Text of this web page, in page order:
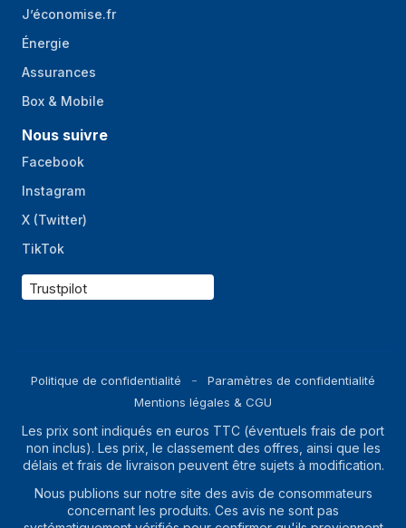
J’économise.fr
Énergie
Assurances
Box & Mobile
Nous suivre
Facebook
Instagram
X (Twitter)
TikTok
Trustpilot
Politique de confidentialité
Paramètres de confidentialité
Mentions légales & CGU
Les prix sont indiqués en euros TTC (éventuels frais de port
non inclus). Les prix, le classement des offres, ainsi que les
délais et frais de livraison peuvent être sujets à modification.
Nous publions sur notre site des avis de consommateurs
concernant les produits. Ces avis ne sont pas